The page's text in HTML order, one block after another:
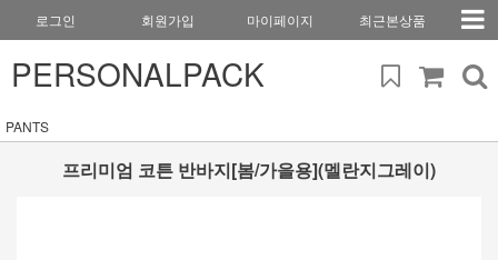
로그인 회원가입 마이페이지 최근본상품
PERSONALPACK
PANTS
프리미엄 코튼 반바지[봄/가을용](멜란지그레이)